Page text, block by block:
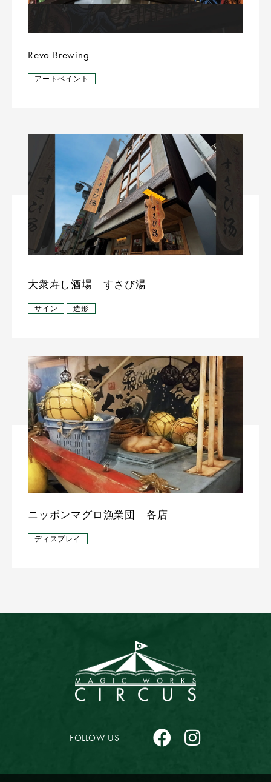
Revo Brewing
アートペイント
大衆寿し酒場 すさび湯
サイン 造形
ニッポンマグロ漁業団 各店
ディスプレイ
FOLLOW US